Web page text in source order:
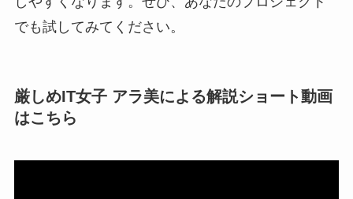
でも試してみてください。
厳しめIT女子 アラ美による解説ショート動画
はこちら